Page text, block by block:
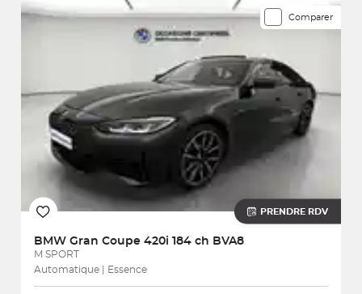
Comparer
PRENDRE RDV
BMW Gran Coupe 420i 184 ch BVA8
M SPORT
Automatique | Essence